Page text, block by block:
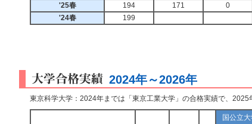
'25春
194 171 0
'24春
199
2024年～2026年
東京科学大学：2024年までは「東京工業大学」の合格実績で、
国公立